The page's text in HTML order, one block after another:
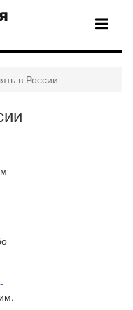
в России